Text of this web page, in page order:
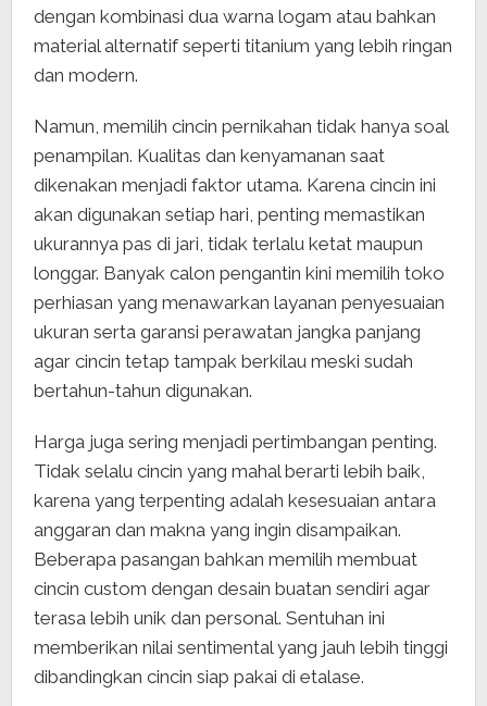
dengan kombinasi dua warna logam atau bahkan
material alternatif seperti titanium yang lebih ringan
dan modern.
Namun, memilih cincin pernikahan tidak hanya soal
penampilan. Kualitas dan kenyamanan saat
dikenakan menjadi faktor utama. Karena cincin ini
akan digunakan setiap hari, penting memastikan
ukurannya pas di jari, tidak terlalu ketat maupun
longgar. Banyak calon pengantin kini memilih toko
perhiasan yang menawarkan layanan penyesuaian
ukuran serta garansi perawatan jangka panjang
agar cincin tetap tampak berkilau meski sudah
bertahun-tahun digunakan.
Harga juga sering menjadi pertimbangan penting.
Tidak selalu cincin yang mahal berarti lebih baik,
karena yang terpenting adalah kesesuaian antara
anggaran dan makna yang ingin disampaikan.
Beberapa pasangan bahkan memilih membuat
cincin custom dengan desain buatan sendiri agar
terasa lebih unik dan personal. Sentuhan ini
memberikan nilai sentimental yang jauh lebih tinggi
dibandingkan cincin siap pakai di etalase.